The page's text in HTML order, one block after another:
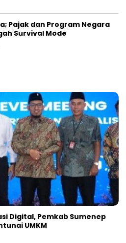
Pajak dan Program Negara
Survival Mode
Digital, Pemkab Sumenep
UMKM